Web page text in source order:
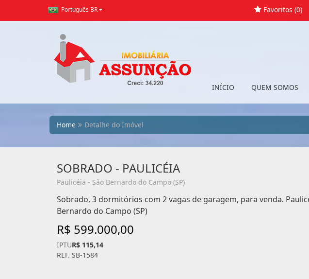
Português BR Favoritos (0)
INÍCIO QUEM SOMOS
Home Detalhe do Imóvel
SOBRADO - PAULICÉIA
Paulicéia - São Bernardo do Campo (SP)
Sobrado, 3 dormitórios com 2 vagas de garagem, para venda.
Bernardo do Campo (SP)
R$ 599.000,00
IPTUR$ 115,14
REF. SB-1584